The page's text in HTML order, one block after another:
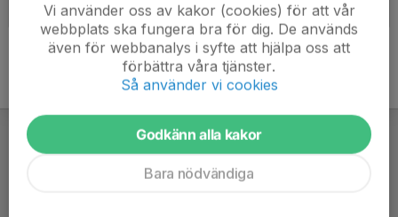
2017-03-31 | 4 st 2017-03-31 | 9 st
Vi använder oss av kakor (cookies) för att vår
webbplats ska fungera bra för dig. De används
även för webbanalys i syfte att hjälpa oss att
förbättra våra tjänster.
Så använder vi cookies
Godkänn alla kakor
Bara nödvändiga